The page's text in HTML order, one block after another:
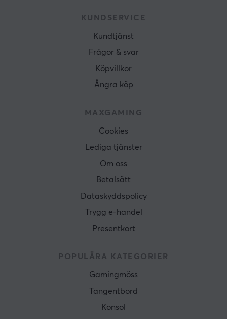
KUNDSERVICE
Kundtjänst
Frågor & svar
Köpvillkor
Ångra köp
MAXGAMING
Cookies
Lediga tjänster
Om oss
Betalsätt
Dataskyddspolicy
Trygg e-handel
Presentkort
POPULÄRA KATEGORIER
Gamingmöss
Tangentbord
Konsol